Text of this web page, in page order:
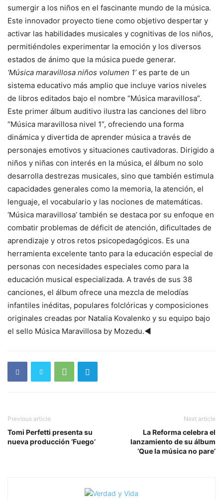
sumergir a los niños en el fascinante mundo de la música.
Este innovador proyecto tiene como objetivo despertar y
activar las habilidades musicales y cognitivas de los niños,
permitiéndoles experimentar la emoción y los diversos
estados de ánimo que la música puede generar.
‘Música maravillosa niños volumen 1’es parte de un
sistema educativo más amplio que incluye varios niveles
de libros editados bajo el nombre “Música maravillosa”.
Este primer álbum auditivo ilustra las canciones del libro
“Música maravillosa nivel 1”, ofreciendo una forma
dinámica y divertida de aprender música a través de
personajes emotivos y situaciones cautivadoras. Dirigido a
niños y niñas con interés en la música, el álbum no solo
desarrolla destrezas musicales, sino que también estimula
capacidades generales como la memoria, la atención, el
lenguaje, el vocabulario y las nociones de matemáticas.
‘Música maravillosa’ también se destaca por su enfoque en
combatir problemas de déficit de atención, dificultades de
aprendizaje y otros retos psicopedagógicos. Es una
herramienta excelente tanto para la educación especial de
personas con necesidades especiales como para la
educación musical especializada. A través de sus 38
canciones, el álbum ofrece una mezcla de melodías
infantiles inéditas, populares folclóricas y composiciones
originales creadas por Natalia Kovalenko y su equipo bajo
el sello Música Maravillosa by Mozedu.◄
Previous article
Tomi Perfetti presenta su
nueva producción ‘Fuego’
Next article
La Reforma celebra el
lanzamiento de su álbum
‘Que la música no pare’